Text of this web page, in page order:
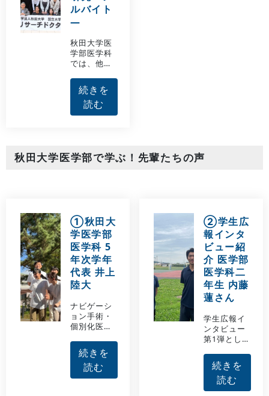
義だけでな
く、双方向
や、学生主
体の自律的
な学習形態
ることで、
それぞれの
学生が自身
の得意分野
学びを深め
て成長して
ルバイト
―
秋田大学医
学部医学科
では、他大
た本学なら
ではの特色
ある取り組
みとして、2
シスタント
（SAと略し
学に臨床研
究医養成セ
ンターが開
設され、同
センターはS
A活動を全
面的に支援
しておりま
続きを
読む
秋田大学医学部で学ぶ！先輩たちの声
①秋田大
学医学部
医学科 5
年次学年
代表 井上
陸大
ナビゲーシ
ョン手術・
個別化医療
する医工連
携は、悪性
黒色腫や乳
癌で先駆け
続きを
読む
②学生広
報インタ
ビュー紹
介 医学部
医学科二
年生 内藤
蓮さん
学生広報イ
ンタビュー
第1弾とし
学医学部の
良さや学生
生活につい
て、秋田大
続きを
読む